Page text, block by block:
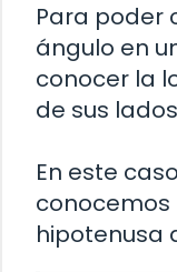
Para poder
ángulo en
conocer la
de sus
En este
hipotenusa